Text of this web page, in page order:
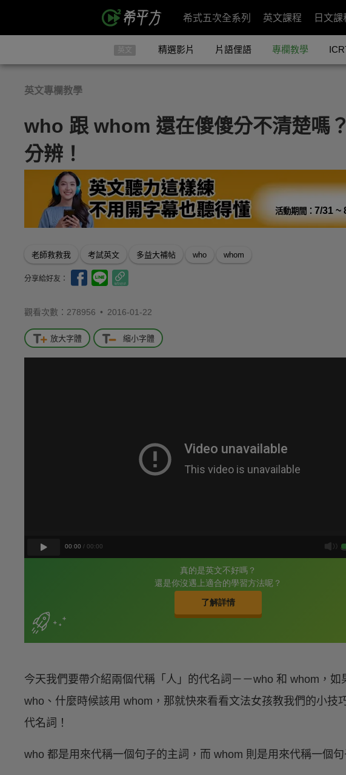
希式五次全系列 英文課程 日文課
英文 精選影片 片語俚語 專欄教學
英文專欄教學
who 跟 whom 還在傻傻分不清楚嗎
分辨！
活動期間： 7/31 ~
老師救救我 考試英文 多益大補帖 who whom
分享給好友：
觀看次數：278956 • 2016-01-22
放大字體 縮小字體
今天我們要帶介紹兩個代稱「人」的代名詞－－who 和 whom，如
who、什麼時候該用 whom，那就快來看看文法女孩教我們的小技
代名詞！
who 都是用來代稱一個句子的主詞，而 whom 則是用來代稱一個句